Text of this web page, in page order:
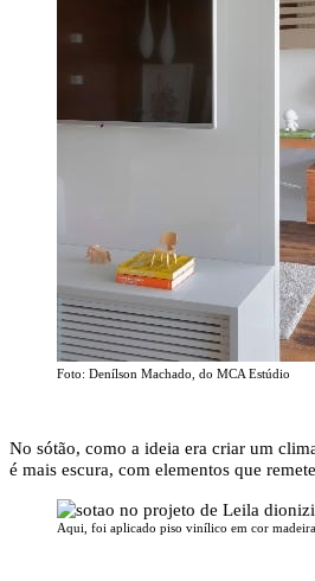
Foto: Denílson Machado, do MCA Estúdio
No sótão, como a ideia era criar um
é mais escura, com elementos que
Aqui, foi aplicado piso vinílico em cor